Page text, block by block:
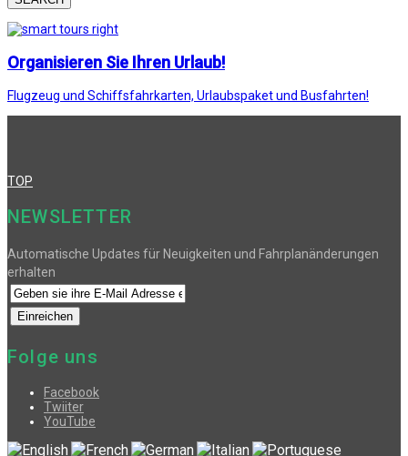
Organisieren Sie Ihren Urlaub!
Flugzeug und Schiffsfahrkarten, Urlaubspaket und Busfahrten!
TOP
NEWSLETTER
Automatische Updates für Neuigkeiten und Fahrplanänderungen
erhalten
Folge uns
Facebook
Twiiter
YouTube